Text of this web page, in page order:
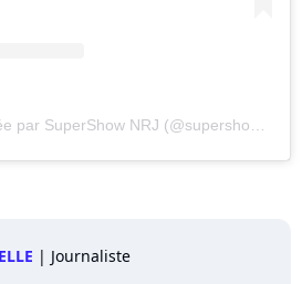
Une publication partagée par SuperShow NRJ (@supershow_nrj)
| Journaliste